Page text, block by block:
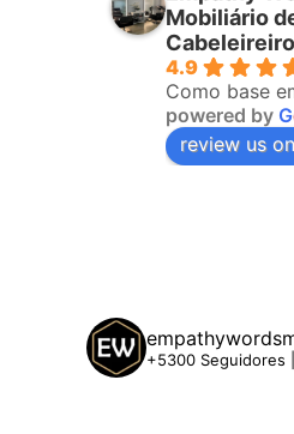
Mobiliário
Cabeleireiro
4.9
Como base
powered by G
review us on
Sempre muito
todos da equipa!
vez que compro
Recomendo!
+5300 Seguidores